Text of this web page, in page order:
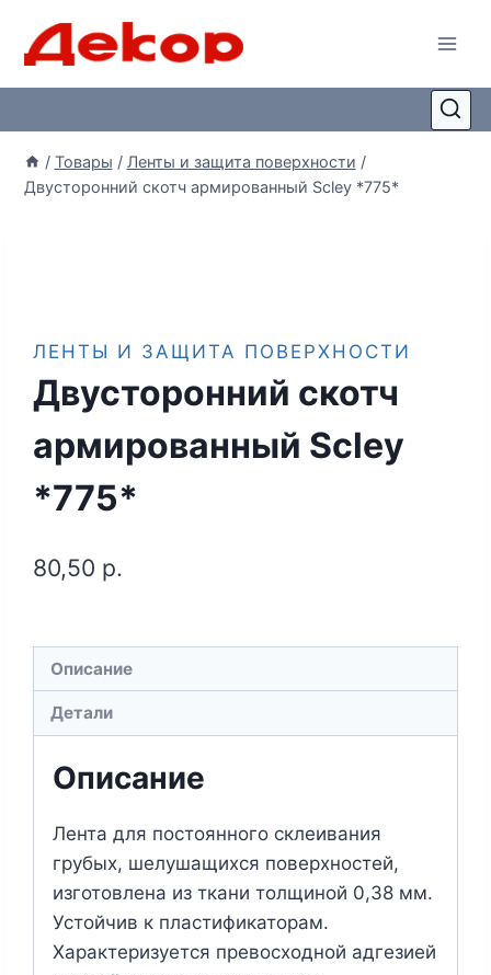
/ Товары / Ленты и защита поверхности /
Двусторонний скотч армированный Scley *775*
ЛЕНТЫ И ЗАЩИТА ПОВЕРХНОСТИ
Двусторонний скотч
армированный Scley
*775*
80,50 р.
Описание
Детали
Описание
Лента для постоянного склеивания
грубых, шелушащихся поверхностей,
изготовлена ​​из ткани толщиной 0,38 мм.
Устойчив к пластификаторам.
Характеризуется превосходной адгезией